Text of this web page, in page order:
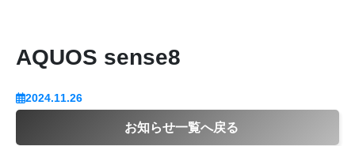
AQUOS sense8
2024.11.26
お知らせ一覧へ戻る